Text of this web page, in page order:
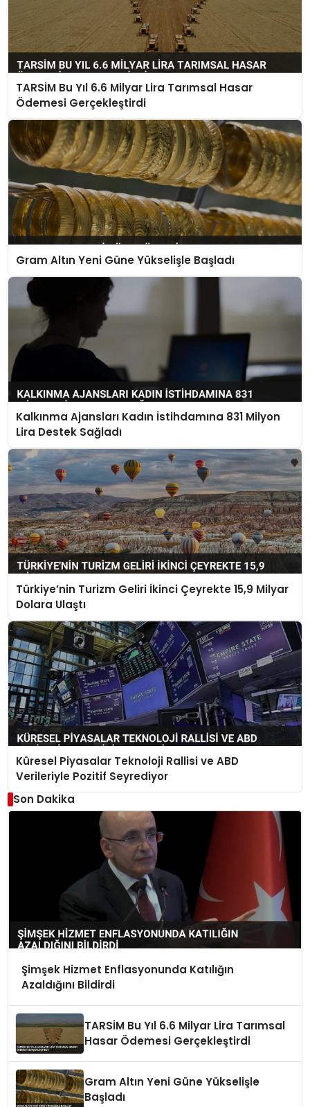
TARSİM Bu Yıl 6.6 Milyar Lira Tarımsal Hasar
Ödemesi Gerçekleştirdi
Gram Altın Yeni Güne Yükselişle Başladı
Kalkınma Ajansları Kadın İstihdamına 831 Milyon
Lira Destek Sağladı
Türkiye’nin Turizm Geliri İkinci Çeyrekte 15,9 Milyar
Dolara Ulaştı
Küresel Piyasalar Teknoloji Rallisi ve ABD
Verileriyle Pozitif Seyrediyor
Son Dakika
Şimşek Hizmet Enflasyonunda Katılığın
Azaldığını Bildirdi
TARSİM Bu Yıl 6.6 Milyar Lira Tarımsal
Hasar Ödemesi Gerçekleştirdi
Gram Altın Yeni Güne Yükselişle
Başladı